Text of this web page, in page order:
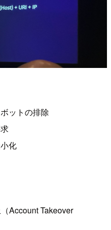
ットの排除
化
Account Takeover